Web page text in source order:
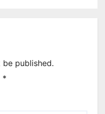
published.
*